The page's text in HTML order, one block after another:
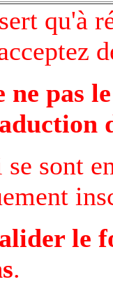
qu'à
ne pas
sont
le
.